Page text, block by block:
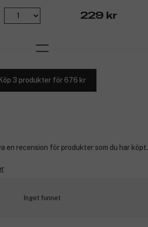
229 kr
Köp 3 produkter för 676 kr
en recension för produkter som du har köpt.
Inget funnet